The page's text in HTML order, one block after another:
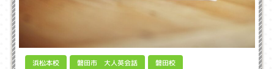
浜松本校 磐田市 大人英会話 磐田校